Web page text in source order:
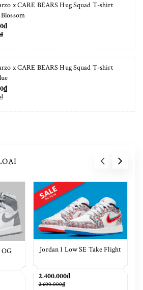
x CARE BEARS Hug Squad T-shirt
x CARE BEARS Hug Squad T-shirt
OG
Jordan 1 Low SE Take Flight
2.400.000₫
2.600.000₫